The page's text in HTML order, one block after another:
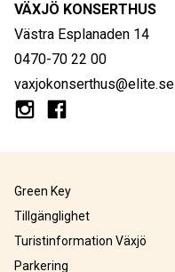
VÄXJÖ KONSERTHUS
Västra Esplanaden 14
0470-70 22 00
vaxjokonserthus@elite.se
Green Key
Tillgänglighet
Turistinformation Växjö
Parkering